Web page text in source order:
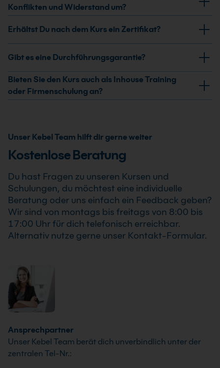
Einstellung und Hintergrund als Teil Deiner virtuellen
Präsenz.
aktiv zuzuhören und passende Fragen zu stellen. Der
Fokus liegt auf klarer Kommunikation, Verbindlichkeit
und einer guten Beziehung trotz Distanz.
Konflikten und Widerstand um?
Der Kurs zeigt, wie Du Spannungen im digitalen Raum
erkennst, sprachlich deeskalierst und Konflikte
strukturiert bearbeitest. Dabei stehen klare
Gesprächsführung, Feedback und eine verbindliche
Haltung im Mittelpunkt.
Erhältst Du nach dem Kurs ein Zertifikat?
Ja, nach erfolgreicher Teilnahme am Digitale Präsenz
Kurs erhältst Du ein Teilnahmezertifikat. Dieses
bestätigt Deine erweiterten Kenntnisse im
professionellen Einsatz von Digitale Präsenz Kurs .
Gibt es eine Durchführungsgarantie?
Ja, wir garantieren die Durchführung aller von uns
bestätigten Termine. Der Digitale Präsenz Kurs findet
auch bereits ab einem Teilnehmer statt, sodass Du
Bieten Sie den Kurs auch als Inhouse Training
oder Firmenschulung an?
durchgeführt werden. Inhalte, Prozesse und
Schwerpunkte passen wir individuell an die
Unser Kebel Team hilft dir gerne weiter
Kostenlose Beratung
Du hast Fragen zu unseren Kursen und
Schulungen, du möchtest eine individuelle
Beratung oder uns einfach ein Feedback geben?
Wir sind von montags bis freitags von 8:00 bis
17:00 Uhr für dich telefonisch erreichbar.
Alternativ nutze gerne unser Kontakt-Formular.
Ansprechpartner
Unser Kebel Team berät dich unverbindlich unter der
zentralen Tel-Nr.: